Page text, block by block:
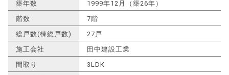
築年数
1999年12月（築26年）
階数
7階
総戸数(棟総戸数)
27戸
施工会社
田中建設工業
間取り
3LDK